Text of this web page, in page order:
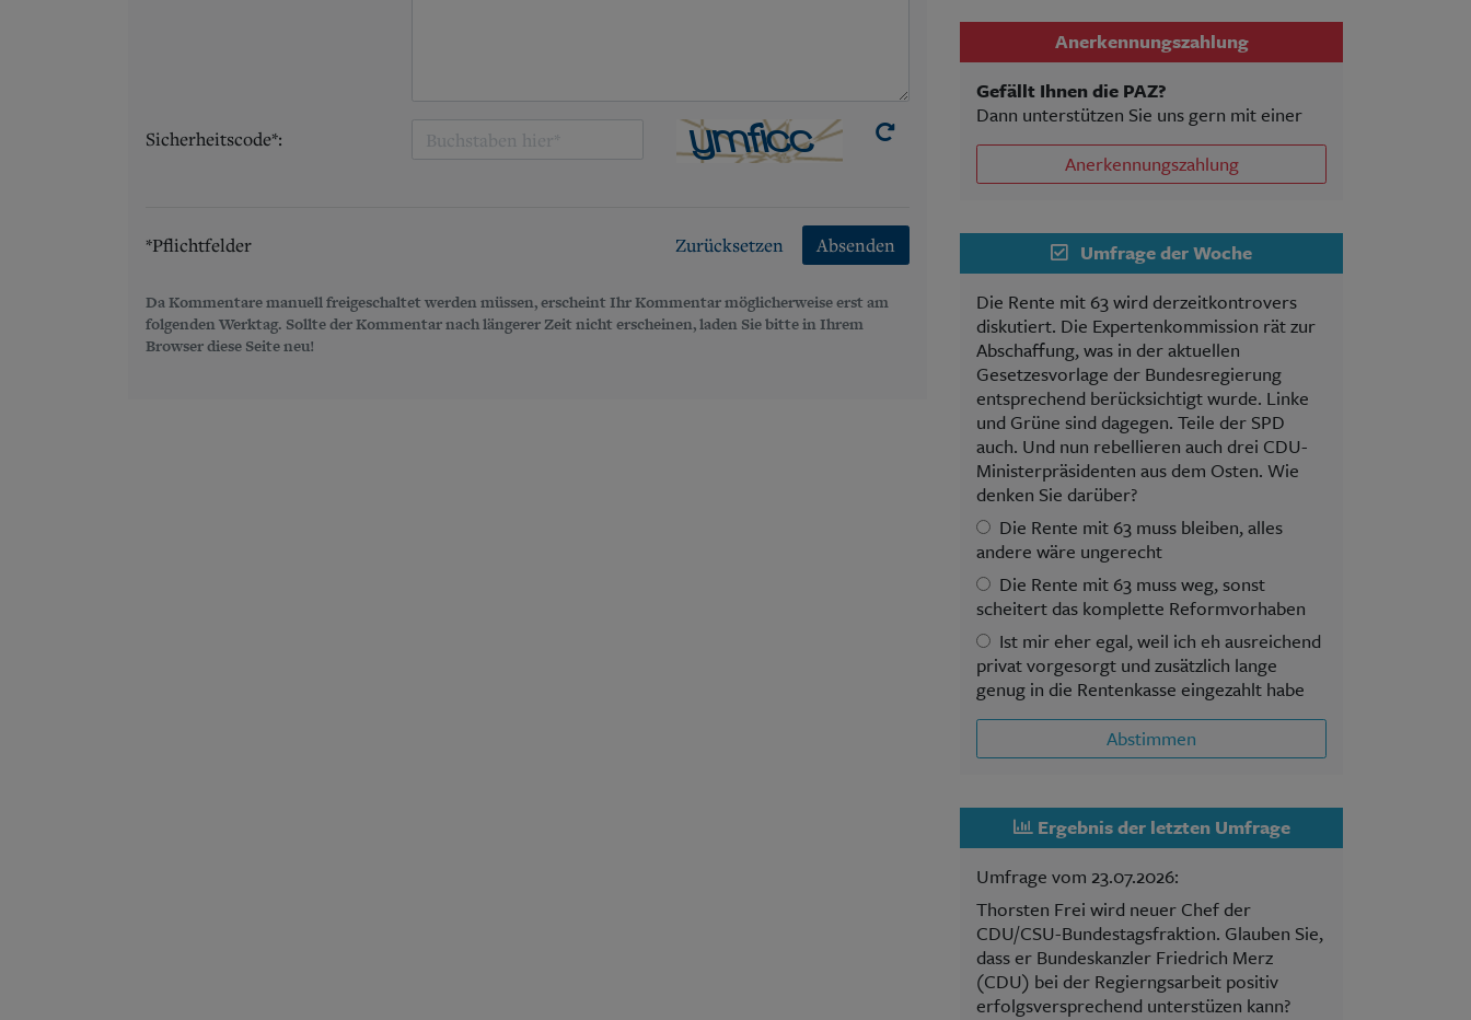
Sicherheitscode*:
*Pflichtfelder Zurücksetzen Absenden
Da Kommentare manuell freigeschaltet werden müssen, erscheint Ihr Kommentar möglicherweise erst am
folgenden Werktag. Sollte der Kommentar nach längerer Zeit nicht erscheinen, laden Sie bitte in Ihrem
Browser diese Seite neu!
Anerkennungszahlung
Gefällt Ihnen die PAZ?
Dann unterstützen Sie uns gern mit einer
Anerkennungszahlung
Umfrage der Woche
Die Rente mit 63 wird derzeitkontrovers
diskutiert. Die Expertenkommission rät zur
Abschaffung, was in der aktuellen
Gesetzesvorlage der Bundesregierung
entsprechend berücksichtigt wurde. Linke
und Grüne sind dagegen. Teile der SPD
auch. Und nun rebellieren auch drei CDU-
Ministerpräsidenten aus dem Osten. Wie
denken Sie darüber?
Die Rente mit 63 muss bleiben, alles
andere wäre ungerecht
Die Rente mit 63 muss weg, sonst
scheitert das komplette Reformvorhaben
Ist mir eher egal, weil ich eh ausreichend
privat vorgesorgt und zusätzlich lange
genug in die Rentenkasse eingezahlt habe
Abstimmen
Ergebnis der letzten Umfrage
Umfrage vom 23.07.2026:
Thorsten Frei wird neuer Chef der
CDU/CSU-Bundestagsfraktion. Glauben Sie,
dass er Bundeskanzler Friedrich Merz
(CDU) bei der Regierngsarbeit positiv
erfolgsversprechend unterstüzen kann?